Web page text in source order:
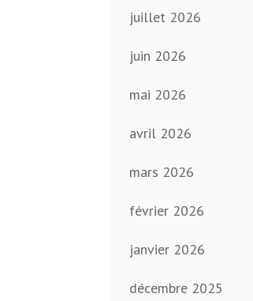
juillet 2026
juin 2026
mai 2026
avril 2026
mars 2026
février 2026
janvier 2026
décembre 2025